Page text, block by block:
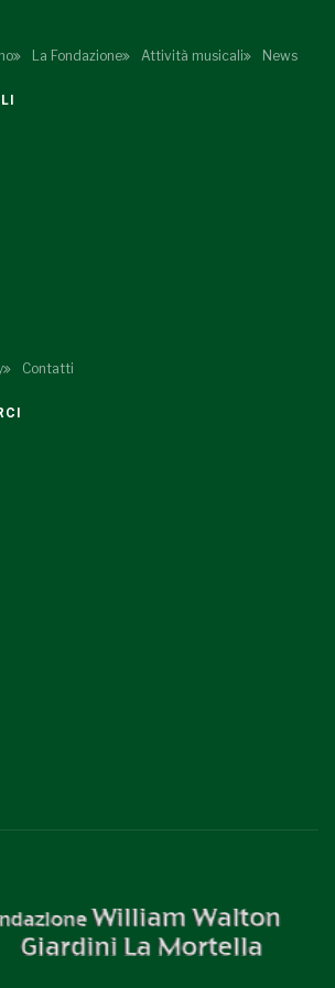
La Fondazione Attività musicali News
Contatti